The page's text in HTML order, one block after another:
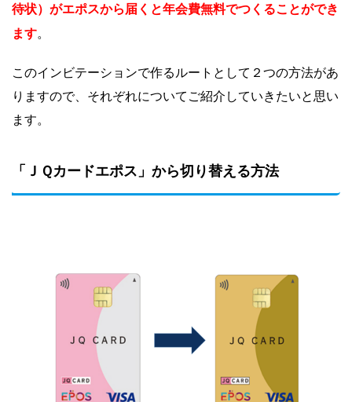
待状）がエポスから届くと年会費無料でつくることができ
ます。
このインビテーションで作るルートとして２つの方法があ
りますので、それぞれについてご紹介していきたいと思い
ます。
「ＪＱカードエポス」から切り替える方法